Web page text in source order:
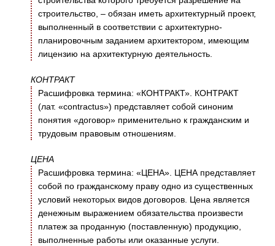
строительство, – обязан иметь архитектурный проект,
выполненный в соответствии с архитектурно-
планировочным заданием архитектором, имеющим
лицензию на архитектурную деятельность.
КОНТРАКТ
Расшифровка термина: «КОНТРАКТ». КОНТРАКТ
(лат. «contractus») представляет собой синоним
понятия «договор» применительно к гражданским и
трудовым правовым отношениям.
ЦЕНА
Расшифровка термина: «ЦЕНА». ЦЕНА представляет
собой по гражданскому праву одно из существенных
условий некоторых видов договоров. Цена является
денежным выражением обязательства произвести
платеж за проданную (поставленную) продукцию,
выполненные работы или оказанные услуги.